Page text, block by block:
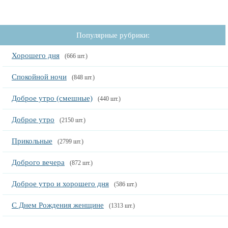
Популярные рубрики:
Хорошего дня (666 шт.)
Спокойной ночи (848 шт.)
Доброе утро (смешные) (440 шт.)
Доброе утро (2150 шт.)
Прикольные (2799 шт.)
Доброго вечера (872 шт.)
Доброе утро и хорошего дня (586 шт.)
С Днем Рождения женщине (1313 шт.)